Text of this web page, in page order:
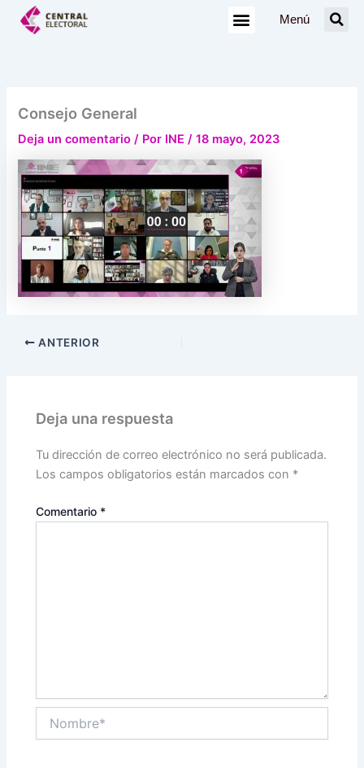
Menú
Consejo General
Deja un comentario / Por INE/18 mayo, 2023
ANTERIOR
Deja una respuesta
Tu dirección de correo electrónico no será publicada.
Los campos obligatorios están marcados con *
Comentario *